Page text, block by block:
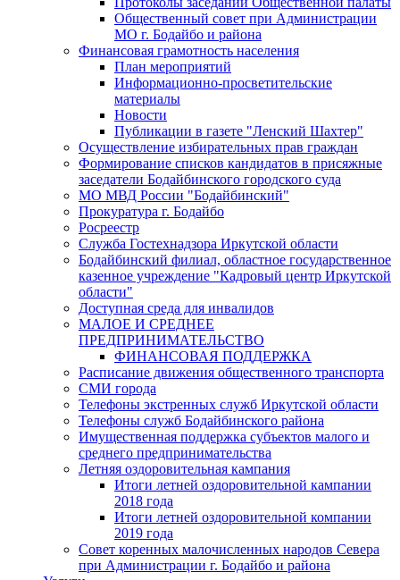
Общественный совет при Администрации
МО г. Бодайбо и района
Финансовая грамотность населения
План мероприятий
Информационно-просветительские
материалы
Новости
Публикации в газете "Ленский Шахтер"
Осуществление избирательных прав граждан
Формирование списков кандидатов в присяжные
заседатели Бодайбинского городского суда
МО МВД России "Бодайбинский"
Прокуратура г. Бодайбо
Росреестр
Служба Гостехнадзора Иркутской области
Бодайбинский филиал, областное государственное
казенное учреждение "Кадровый центр Иркутской
области"
Доступная среда для инвалидов
МАЛОЕ И СРЕДНЕЕ
ПРЕДПРИНИМАТЕЛЬСТВО
ФИНАНСОВАЯ ПОДДЕРЖКА
Расписание движения общественного транспорта
СМИ города
Телефоны экстренных служб Иркутской области
Телефоны служб Бодайбинского района
Имущественная поддержка субъектов малого и
среднего предпринимательства
Летняя оздоровительная кампания
Итоги летней оздоровительной кампании
2018 года
Итоги летней оздоровительной компании
2019 года
Совет коренных малочисленных народов Севера
при Администрации г. Бодайбо и района